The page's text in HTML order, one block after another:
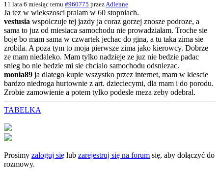
11 lata 6 miesiąc temu #960775 przezAdlenne
Ja tez w wiekszosci pralam w 60 stopniach.
vestusia wspolczuje tej jazdy ja coraz gorzej znosze podroze, a
sama to juz od miesiaca samochodu nie prowadzialam. Troche sie
boje bo mam sama w czwartek jechac do gina, a tu taka zima sie
zrobila. A poza tym to moja pierwsze zima jako kierowcy. Dobrze
ze mam niedaleko. Mam tylko nadzieje ze juz nie bedzie padac
snieg bo nie bedzie mi sie chcialo samochodu odsniezac.
monia89 ja dlatego kupie wszystko przez internet, mam w kiescie
bardzo niedroga hurtownie z art. dzieciecymi, dla mam i do porodu.
Zrobie zamowienie a potem tylko podesle meza zeby odebral.
TABELKA
Prosimy zaloguj się lub zarejestruj się na forum się, aby dołączyć do
rozmowy.